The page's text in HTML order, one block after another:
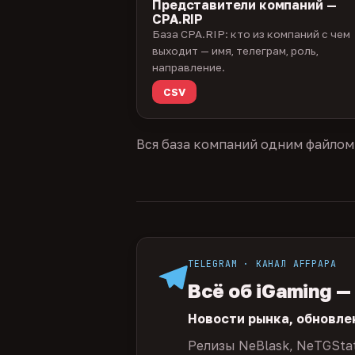
Представители компаний —
CPA.RIP
База CPA.RIP: кто из компаний с чем
выходит — имя, телеграм, роль,
направление.
CSV
Вся база компаний одним
TELEGRAM · КАНАЛ AFFPAPA
Всё об iGaming
Новости рынка,
Релизы NeBlask,